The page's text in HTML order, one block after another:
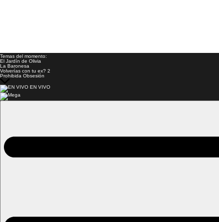
Temas del momento:
El Jardín de Olivia
La Baronesa
Volverías con tu ex? 2
Prohibida Obsesión
EN VIVO